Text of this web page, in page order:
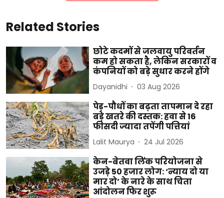
Related Stories
छोटे कदमों से जलवायु परिवर्तन
कम हो सकता है, लेकिन सरकारों व
कंपनियों को बड़े सुधार करने होंगे
Dayanidhi 03 Aug 2026
पेड़-पौधों का बढ़ता तापमान दे रहा
बड़े खतरे की दस्तक: हवा से 16
फीसदी ज्यादा तपेंगी पत्तियां
Lalit Maurya 24 Jul 2026
केन-बेतवा लिंक परियोजना से
उजड़े 50 हजार लोग: ‘न्याय दो या
मार दो’ के नारे के साथ चिता
आंदोलन फिर शुरू